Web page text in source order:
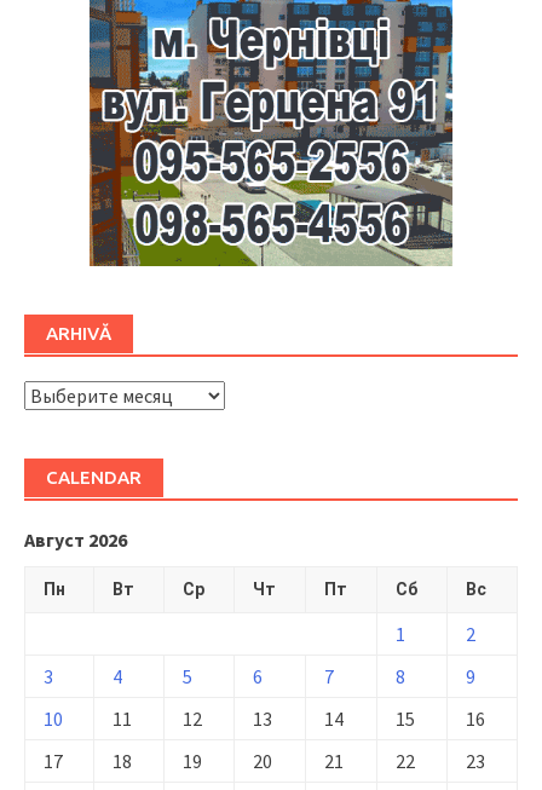
ARHIVĂ
ARHIVĂ
CALENDAR
Август 2026
Пн Вт Ср Чт Пт Сб Вс
1
2
3
4 5 6 7 8
9
10
11 12 13 14 15
16
17
18 19 20 21 22
23